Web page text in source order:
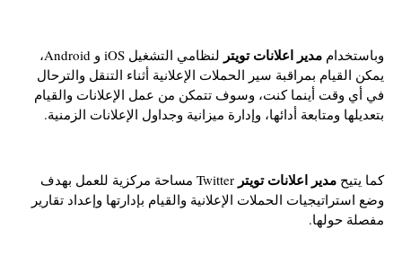
وباستخداممدير اعلانات تويتر
لنظامي التشغيل iOS و Android،
يمكن القيام بمراقبة سير الحملات الإعلانية أثناء التنقل والترحال
في أي وقت أينما كنت، وسوف تتمكن من عمل الإعلانات والقيام
بتعديلها ومتابعة أدائها، وإدارة ميزانية وجداول الإعلانات الزمنية.
كما يتيحمدير اعلانات تويتر
Twitter مساحة مركزية للعمل بهدف
وضع استراتيجيات الحملات الإعلانية والقيام بإدارتها وإعداد تقارير
مفصلة حولها.